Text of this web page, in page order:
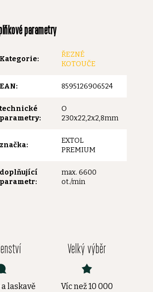
parametry
Kategorie:
ŘEZNÉ
KOTOUČE
EAN: 8595126906524
technické
parametry:
O
230x22,2x2,8mm
značka:
EXTOL
PREMIUM
doplňující
parametr:
max. 6600
ot./min
laskavě
Velký výběr
Víc než 10 000